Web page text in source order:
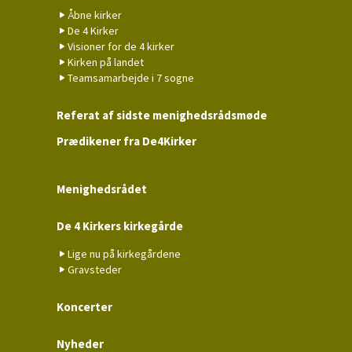
Åbne kirker
De 4 Kirker
Visioner for de 4 kirker
Kirken på landet
Teamsamarbejde i 7 sogne
Referat af sidste menighedsrådsmøde
Prædikener fra De4Kirker
Menighedsrådet
De 4 Kirkers kirkegårde
Lige nu på kirkegårdene
Gravsteder
Koncerter
Nyheder